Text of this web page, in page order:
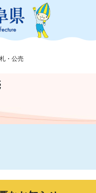
このページの本文へ
・公売